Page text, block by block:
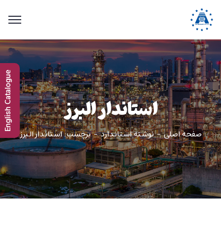
استاندار البرز
صفحه اصلی نوشته استاندارد برچسب: استاندار البرز
English Catalogue